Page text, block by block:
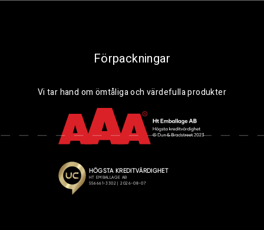
Förpackningar
Vi tar hand om ömtåliga och värdefulla produkter